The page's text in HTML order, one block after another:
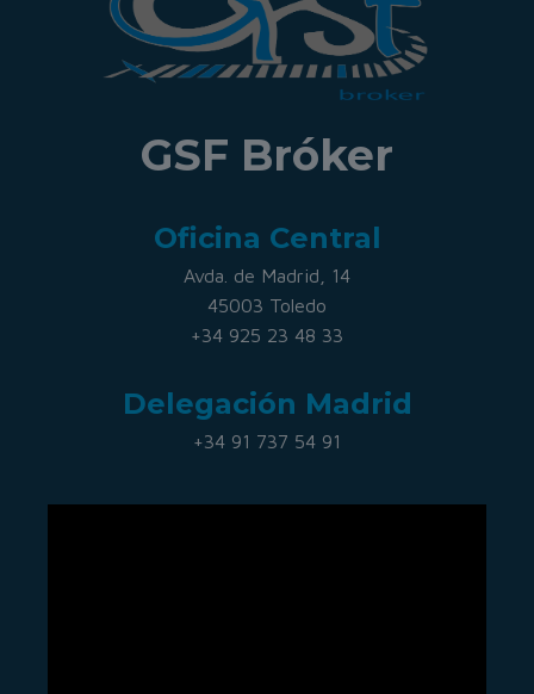
GSF Bróker
Oficina Central
Avda. de Madrid, 14
45003 Toledo
+34 925 23 48 33
Delegación Madrid
+34 91 737 54 91